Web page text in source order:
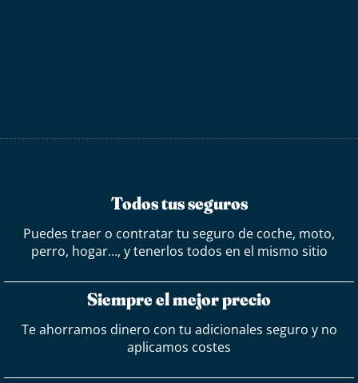
Todos tus seguros
Puedes traer o contratar tu seguro de coche, moto,
perro, hogar…, y tenerlos todos en el mismo sitio
Siempre el mejor precio
Te ahorramos dinero con tu adicionales seguro y no
aplicamos costes